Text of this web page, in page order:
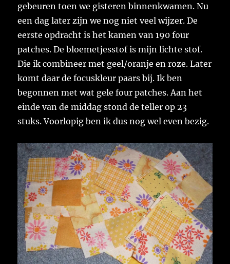
gebeuren toen we gisteren binnenkwamen. Nu
een dag later zijn we nog niet veel wijzer. De
eerste opdracht is het kamen van 190 four
patches. De bloemetjesstof is mijn lichte stof.
Die ik combineer met geel/oranje en roze. Later
komt daar de focuskleur paars bij. Ik ben
begonnen met wat gele four patches. Aan het
einde van de middag stond de teller op 23
stuks. Voorlopig ben ik dus nog wel even bezig.